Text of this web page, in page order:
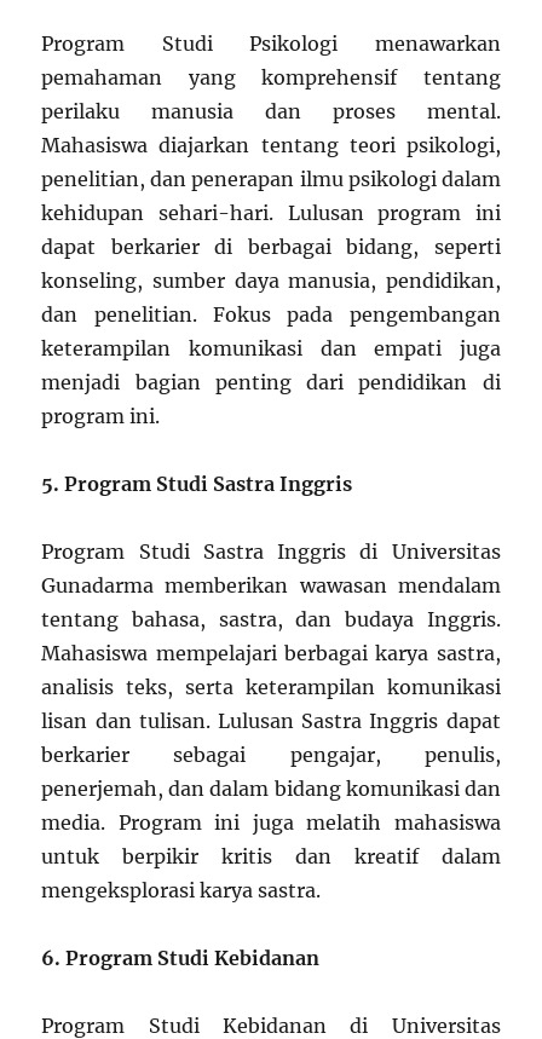
Program Studi Psikologi menawarkan
pemahaman yang komprehensif tentang
perilaku manusia dan proses mental.
Mahasiswa diajarkan tentang teori psikologi,
penelitian, dan penerapan ilmu psikologi dalam
kehidupan sehari-hari. Lulusan program ini
dapat berkarier di berbagai bidang, seperti
konseling, sumber daya manusia, pendidikan,
dan penelitian. Fokus pada pengembangan
keterampilan komunikasi dan empati juga
menjadi bagian penting dari pendidikan di
program ini.
5. Program Studi Sastra Inggris
Program Studi Sastra Inggris di Universitas
Gunadarma memberikan wawasan mendalam
tentang bahasa, sastra, dan budaya Inggris.
Mahasiswa mempelajari berbagai karya sastra,
analisis teks, serta keterampilan komunikasi
lisan dan tulisan. Lulusan Sastra Inggris dapat
berkarier sebagai pengajar, penulis,
penerjemah, dan dalam bidang komunikasi dan
media. Program ini juga melatih mahasiswa
untuk berpikir kritis dan kreatif dalam
mengeksplorasi karya sastra.
6. Program Studi Kebidanan
Program Studi Kebidanan di Universitas